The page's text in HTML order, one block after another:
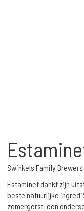
Swinkels Family Brewers
Estaminet dankt zijn
beste natuurlijke
zomergerst, een